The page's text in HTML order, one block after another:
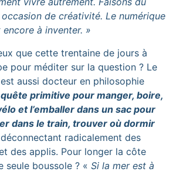
de créativité. Le numérique
à inventer. »
que cette trentaine de jours à
pour méditer sur la question ? Le
aussi docteur en philosophie
quête primitive pour manger, boire,
et l’emballer dans un sac pour
dans le train, trouver où dormir
déconnectant radicalement des
des applis. Pour longer la côte
seule boussole ? « Si la mer est à